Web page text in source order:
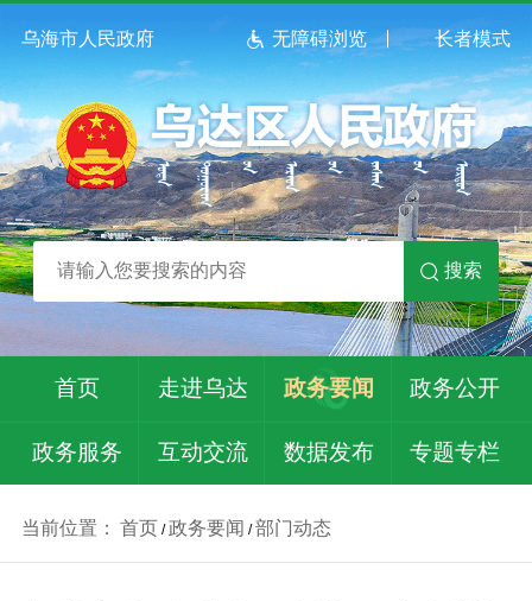
乌海市人民政府 无障碍浏览 长者模式
搜索
首页 走进乌达 政务要闻 政务公开
政务服务 互动交流 数据发布 专题专栏
当前位置： 首页 /政务要闻 /部门动态